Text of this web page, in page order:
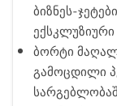
ბიზნეს-
ექსკლუზიური
ბორტი
გამოცდილი